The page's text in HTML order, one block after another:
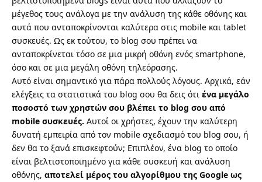
μέγεθος τους ανάλογα με την ανάλυση της κάθε οθόνης και
αυτά που ανταποκρίνονται καλύτερα στις mobile και tablet
συσκευές. Ως εκ τούτου, το blog σου πρέπει να
ανταποκρίνεται τόσο σε μια μικρή οθόνη ενός smartphone,
όσο και σε μια μεγάλη οθόνη τηλεόρασης.
Αυτό είναι σημαντικό για πάρα πολλούς λόγους. Αρχικά, εάν
ελέγξεις τα στατιστικά του blog σου θα δεις ότι ένα μεγάλο
ποσοστό των χρηστών σου βλέπει το blog σου από
mobile συσκευές. Αυτοί οι χρήστες, έχουν την καλύτερη
δυνατή εμπειρία από τον mobile σχεδιασμό του blog σου, ή
δεν θα το ξανά επισκεφτούν; Επιπλέον, ένα blog το οποίο
είναι βελτιστοποιημένο για κάθε συσκευή και ανάλυση
οθόνης, αποτελεί μέρος του αλγορίθμου της Google ως